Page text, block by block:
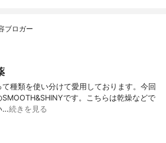
ブロガー
種類を使い分けて愛用しております。今回
です。こちらは乾燥などで
…続きを見る